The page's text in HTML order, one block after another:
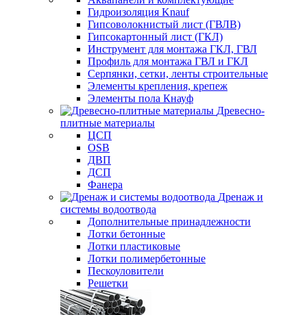
Гидроизоляция Knauf
Гипсоволокнистый лист (ГВЛВ)
Гипсокартонный лист (ГКЛ)
Инструмент для монтажа ГКЛ, ГВЛ
Профиль для монтажа ГВЛ и ГКЛ
Серпянки, сетки, ленты строительные
Элементы крепления, крепеж
Элементы пола Кнауф
Древесно-
плитные материалы
ЦСП
OSB
ДВП
ДСП
Фанера
Дренаж и
системы водоотвода
Дополнительные принадлежности
Лотки бетонные
Лотки пластиковые
Лотки полимербетонные
Пескоуловители
Решетки